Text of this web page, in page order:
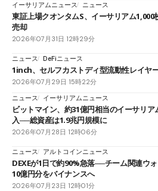
イーサリアムニュース ニュース
東証上場クオンタムS、イーサリアム1,000
売却
2026年07月31日 12時29分
ニュース DeFiニュース
1inch、セルフカストディ型流動性レイヤ
2026年07月29日 15時22分
ニュース
イーサリアムニュース
ビットマイン、約31億円相当のイーサリア
入──総資産は1.9兆円規模に
2026年07月28日 12時06分
ニュース アルトコインニュース
DEXEが1日で約90%急落──チーム関連ウ
10億円分をバイナンスへ
2026年07月23日 12時01分